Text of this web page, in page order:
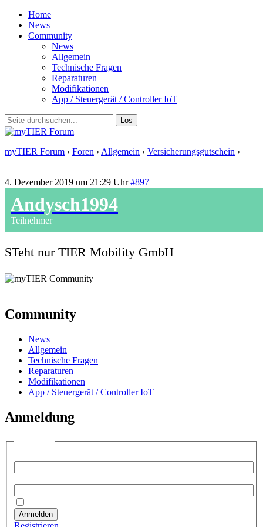
Home
News
Community
News
Allgemein
Technische Fragen
Reparaturen
Modifikationen
App / Steuergerät / Controller IoT
myTIER Forum › Foren › Allgemein › Versicherungsgutschein ›
4. Dezember 2019 um 21:29 Uhr #897
Andysch1994
Teilnehmer
STeht nur TIER Mobility GmbH
Community
News
Allgemein
Technische Fragen
Reparaturen
Modifikationen
App / Steuergerät / Controller IoT
Anmeldung
Anmelden